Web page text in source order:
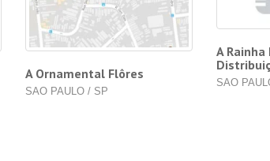
A Ornamental Flôres
SAO PAULO / SP
A Rainha
SAO